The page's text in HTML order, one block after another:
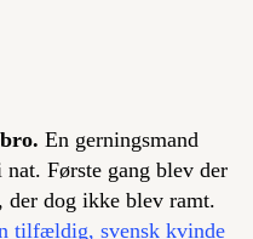
En gerningsmand
Første gang blev der
dog ikke blev ramt.
tilfældig, svensk kvinde